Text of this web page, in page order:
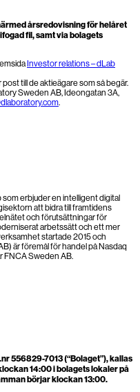
årsredovisning för helåret
fil, samt via bolagets
Investor relations – dLab
till de aktieägare som så begär.
Sweden AB, Ideongatan 3A,
.
erbjuder en intelligent digital
att bidra till framtidens
och förutsättningar för
arbetssätt och ett mer
startade 2015 och
är föremål för handel på Nasdaq
FNCA Sweden AB.
556829-7013 (“Bolaget”), kallas
14:00 i bolagets lokaler på
börjar klockan 13:00.